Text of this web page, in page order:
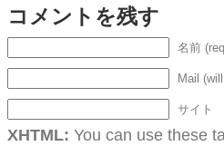
コメントを残す
名前
Mail
サイト
XHTML: You can use these